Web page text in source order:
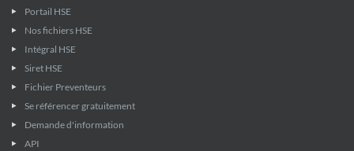
Portail HSE
Nos fichiers HSE
Intégral HSE
Siret HSE
Fichier Preventeurs
Se référencer gratuitement
Demande d'information
API